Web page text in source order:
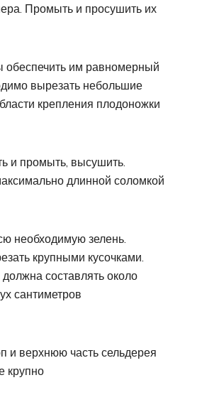
Промыть и просушить их
обеспечить им равномерный
вырезать небольшие
крепления плодоножки
и промыть, высушить.
длинной соломкой
необходимую зелень.
крупными кусочками.
составлять около
сантиметров
и верхнюю часть сельдерея
крупно